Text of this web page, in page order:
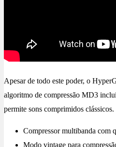
Apesar de todo este poder, o
algoritmo de compressão MD3
permite sons comprimidos
Compressor multibanda com
Modo vintage para